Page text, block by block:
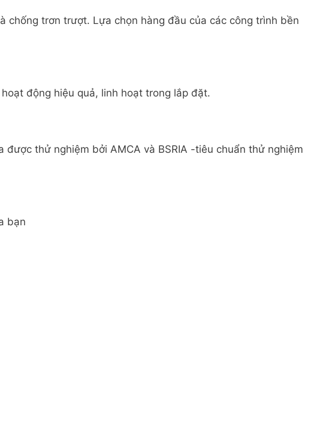
trơn trượt. Lựa chọn hàng đầu của các công trình bền
động hiệu quả, linh hoạt trong lắp đặt.
thử nghiệm bởi AMCA và BSRIA -tiêu chuẩn thử nghiệm
bạn